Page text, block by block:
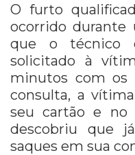
O furto
ocorrido durante
que o técnico
solicitado à
minutos com os
consulta, a
seu cartão e no
descobriu que
saques em sua